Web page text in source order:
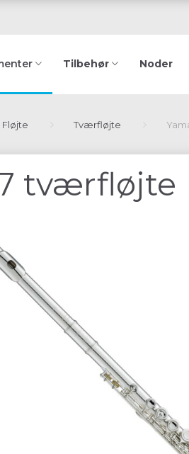
Tilbehør Noder
Fløjte Tværfløjte
tværfløjte